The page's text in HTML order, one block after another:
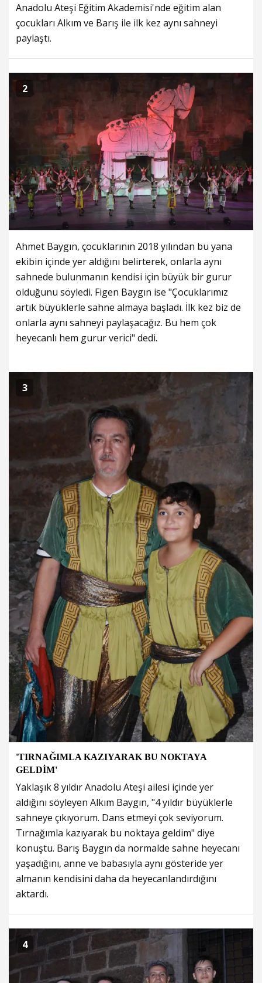
Anadolu Ateşi Eğitim Akademisi'nde eğitim alan
çocukları Alkım ve Barış ile ilk kez aynı sahneyi
paylaştı.
2
Ahmet Baygın, çocuklarının 2018 yılından bu yana
ekibin içinde yer aldığını belirterek, onlarla aynı
sahnede bulunmanın kendisi için büyük bir gurur
olduğunu söyledi. Figen Baygın ise "Çocuklarımız
artık büyüklerle sahne almaya başladı. İlk kez biz de
onlarla aynı sahneyi paylaşacağız. Bu hem çok
heyecanlı hem gurur verici" dedi.
3
'TIRNAĞIMLA KAZIYARAK BU NOKTAYA
GELDİM'
Yaklaşık 8 yıldır Anadolu Ateşi ailesi içinde yer
aldığını söyleyen Alkım Baygın, "4 yıldır büyüklerle
sahneye çıkıyorum. Dans etmeyi çok seviyorum.
Tırnağımla kazıyarak bu noktaya geldim" diye
konuştu. Barış Baygın da normalde sahne heyecanı
yaşadığını, anne ve babasıyla aynı gösteride yer
almanın kendisini daha da heyecanlandırdığını
aktardı.
4